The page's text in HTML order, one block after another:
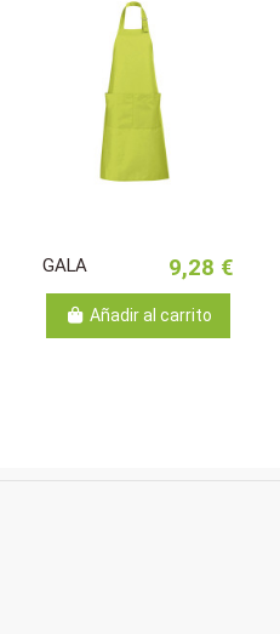
GALA 9,28 €
Añadir al carrito